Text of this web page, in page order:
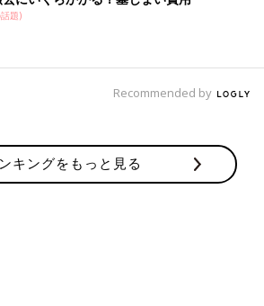
題)
Recommended by
キングをもっと見る